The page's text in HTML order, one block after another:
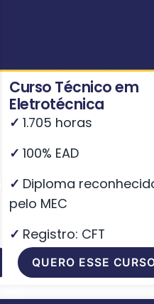
Curso Técnico em
Eletrotécnica
✓ 1.705 horas
✓ 100% EAD
✓ Diploma
pelo MEC
✓ Registro: CFT
QUERO ESSE